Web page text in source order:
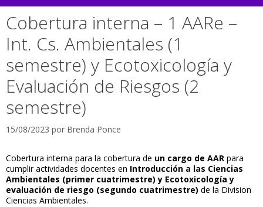
Cobertura interna – 1 AARe –
Int. Cs. Ambientales (1
semestre) y Ecotoxicología y
Evaluación de Riesgos (2
semestre)
15/08/2023 por Brenda Ponce
Cobertura interna para la cobertura de un cargo de AAR para
cumplir actividades docentes en Introducción a las Ciencias
Ambientales (primer cuatrimestre) y Ecotoxicología y
evaluación de riesgo (segundo cuatrimestre) de la Division
Ciencias Ambientales.